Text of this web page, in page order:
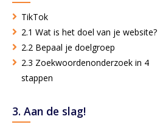
TikTok
2.1 Wat is het doel van je website?
2.2 Bepaal je doelgroep
2.3 Zoekwoordenonderzoek in 4
stappen
3. Aan de slag!